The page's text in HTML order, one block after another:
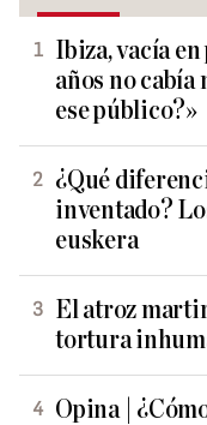
Ibiza, vacía
años no cabía
ese público?»
¿Qué
inventado?
euskera
El atroz
tortura
Opina |